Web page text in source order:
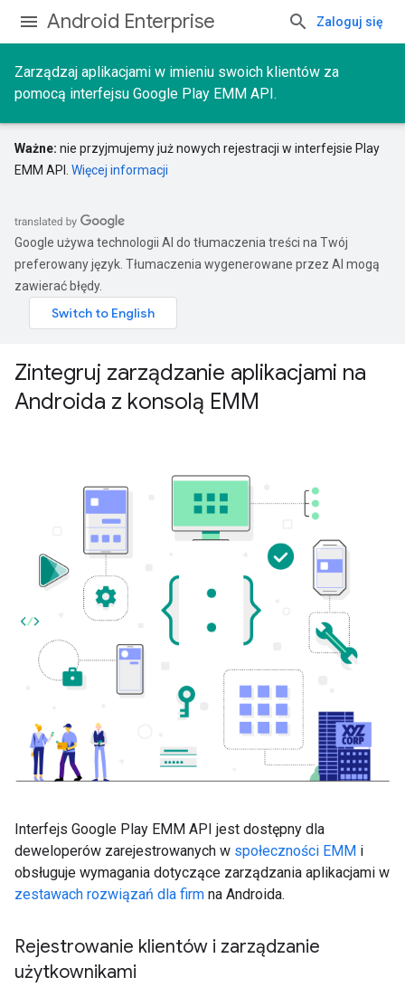
Android Enterprise Zaloguj się
Zarządzaj aplikacjami w imieniu swoich klientów za
pomocą interfejsu Google Play EMM API.
Ważne: nie przyjmujemy już nowych rejestracji w interfejsie Play
EMM API. Więcej informacji
Google używa technologii AI do tłumaczenia treści na Twój
preferowany język. Tłumaczenia wygenerowane przez AI mogą
zawierać błędy.
Zintegruj zarządzanie aplikacjami na
Androida z konsolą EMM
Interfejs Google Play EMM API jest dostępny dla
deweloperów zarejestrowanych w społeczności EMM i
obsługuje wymagania dotyczące zarządzania aplikacjami w
zestawach rozwiązań dla firm na Androida.
Rejestrowanie klientów i zarządzanie
użytkownikami